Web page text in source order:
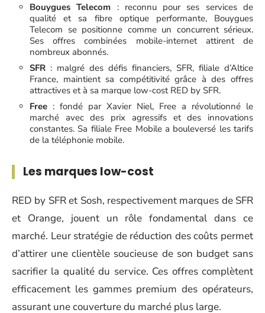
Bouygues Telecom : reconnu pour ses services de
qualité et sa fibre optique performante, Bouygues
Telecom se positionne comme un concurrent sérieux.
Ses offres combinées mobile-internet attirent de
nombreux abonnés.
SFR : malgré des défis financiers, SFR, filiale d’Altice
France, maintient sa compétitivité grâce à des offres
attractives et à sa marque low-cost RED by SFR.
Free : fondé par Xavier Niel, Free a révolutionné le
marché avec des prix agressifs et des innovations
constantes. Sa filiale Free Mobile a bouleversé les tarifs
de la téléphonie mobile.
Les marques low-cost
RED by SFR et Sosh, respectivement marques de SFR
et Orange, jouent un rôle fondamental dans ce
marché. Leur stratégie de réduction des coûts permet
d’attirer une clientèle soucieuse de son budget sans
sacrifier la qualité du service. Ces offres complètent
efficacement les gammes premium des opérateurs,
assurant une couverture du marché plus large.